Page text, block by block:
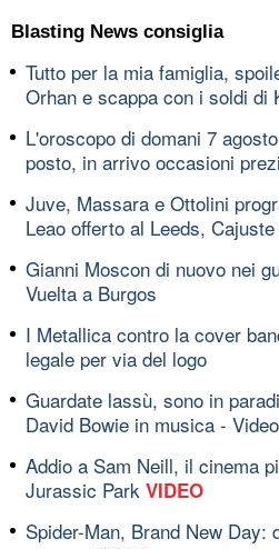
Blasting News consiglia
Tutto per la mia famiglia,
Orhan e scappa con i soldi di
L'oroscopo di domani 7
posto, in arrivo occasioni
Juve, Massara e Ottolini
Leao offerto al Leeds,
Gianni Moscon di nuovo nei
Vuelta a Burgos
I Metallica contro la cover
legale per via del logo
Guardate lassù, sono in
David Bowie in musica - Video
Addio a Sam Neill, il cinema
Jurassic Park VIDEO
Spider-Man, Brand New Day: